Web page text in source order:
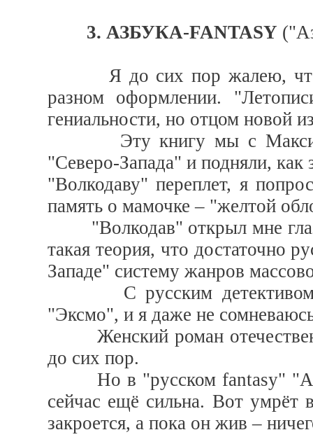
3. АЗБУКА-FANTASY
Я до сих пор жалею, что
разном оформлении.
гениальности, но отцом новой
Эту книгу мы с
"Северо-Запада" и подняли,
"Волкодаву" переплет, я
память о мамочке – "желтой
"Волкодав" открыл мне
такая теория, что достаточно
Западе" систему жанров
С русским детективом
"Эксмо", и я даже не
Женский роман
до сих пор.
Но в "русском fantasy"
сейчас ещё сильна. Вот умрёт
закроется, а пока он жив –